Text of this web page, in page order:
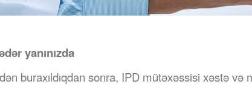
dər yanınızda
buraxıldıqdan sonra, IPD mütəxəssisi xəstə